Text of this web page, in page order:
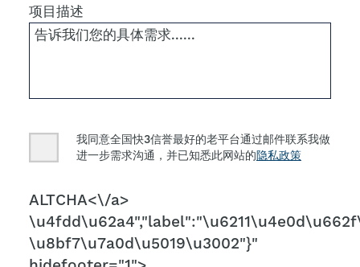
项目描述
Consent
我同意全国快3信誉最好的老平台通过邮件联系我做
进一步需求沟通，并已知悉此网站的隐私政策
CAPTCHA
ALTCHA<\/a>
\u8bf7\u7a0d\u5019\u3002"}"